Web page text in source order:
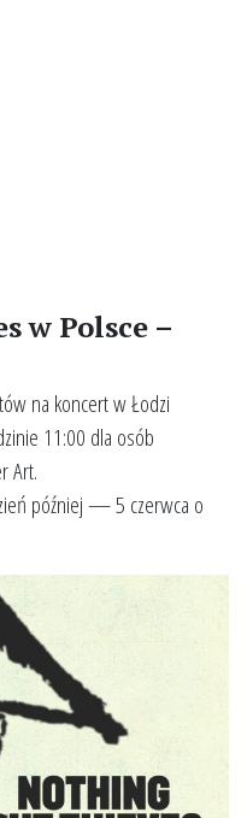
w Polsce –
na koncert w Łodzi
11:00 dla osób
Art.
później — 5 czerwca o